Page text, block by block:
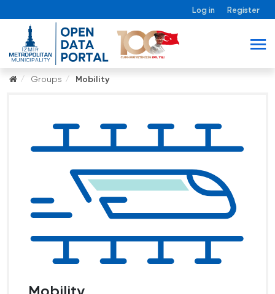
Log in Register
Groups Mobility
Mobility